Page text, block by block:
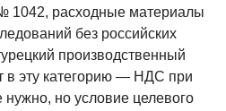
1042, расходные материалы
без российских
производственный
в эту категорию — НДС при
нужно, но условие целевого